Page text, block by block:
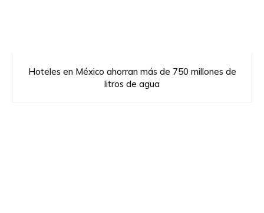
Hoteles en México ahorran más de 750 millones de
litros de agua